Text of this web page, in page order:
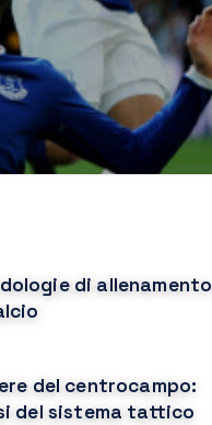
di allenamento
del centrocampo:
del sistema tattico